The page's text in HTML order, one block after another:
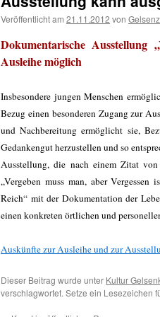
Veröffentlicht am 21.11.2012 von
Dokumentarische
Ausleihe möglich
Insbesondere jungen Menschen
Bezug einen besonderen Zugang zur
und Nachbereitung ermöglicht sie,
Gedankengut herzustellen und so
Ausstellung, die nach einem Zitat
„Vergeben muss man, aber
Reich“ mit der Dokumentation der
einen konkreten örtlichen und
Auskünfte zur Ausleihe und zur
Dieser Beitrag wurde unter Kultur
verschlagwortet. Setze ein Lesezeichen